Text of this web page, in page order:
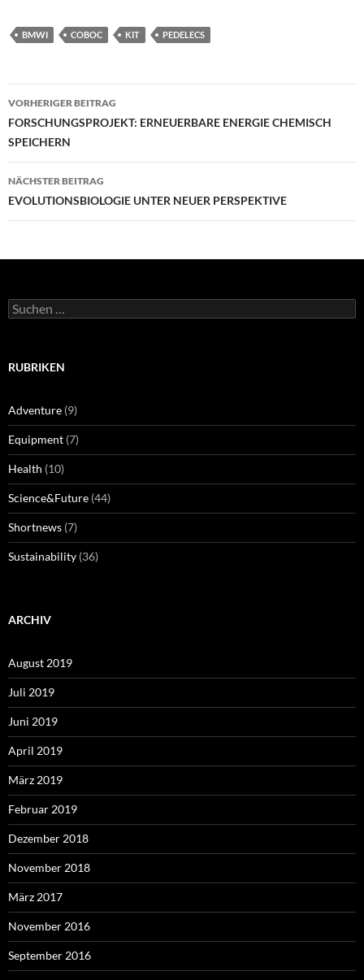
BMWI COBOC KIT PEDELECS
Beitragsnavigation
VORHERIGER BEITRAG
FORSCHUNGSPROJEKT: ERNEUERBARE ENERGIE CHEMISCH
SPEICHERN
NÄCHSTER BEITRAG
EVOLUTIONSBIOLOGIE UNTER NEUER PERSPEKTIVE
Suchen
nach:
RUBRIKEN
Adventure (9)
Equipment (7)
Health (10)
Science&Future (44)
Shortnews (7)
Sustainability (36)
ARCHIV
August 2019
Juli 2019
Juni 2019
April 2019
März 2019
Februar 2019
Dezember 2018
November 2018
März 2017
November 2016
September 2016